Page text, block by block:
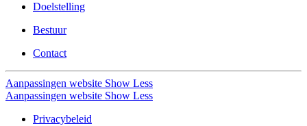
Doelstelling
Bestuur
Contact
Aanpassingen website Show Less
Aanpassingen website Show Less
Privacybeleid